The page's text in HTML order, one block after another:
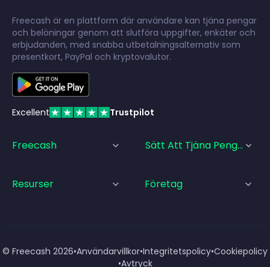
Freecash är en plattform där användare kan tjäna pengar
och belöningar genom att slutföra uppgifter, enkäter och
erbjudanden, med snabba utbetalningsalternativ som
presentkort, PayPal och kryptovalutor.
Excellent Trustpilot
Freecash Sätt Att Tjäna Pengar
Resurser Företag
© Freecash 2026•Användarvillkor•Integritetspolicy•Cookiepolicy
•Avtryck